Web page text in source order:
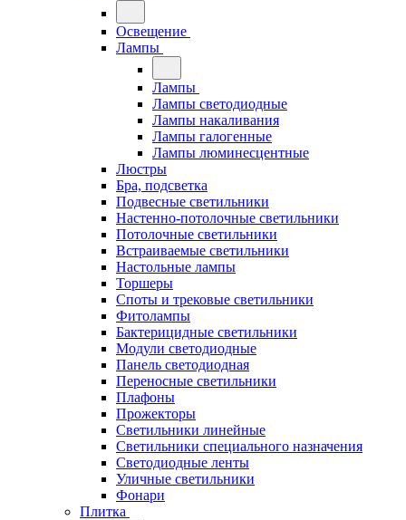
Освещение
Лампы
Лампы
Лампы светодиодные
Лампы накаливания
Лампы галогенные
Лампы люминесцентные
Люстры
Бра, подсветка
Подвесные светильники
Настенно-потолочные светильники
Потолочные светильники
Встраиваемые светильники
Настольные лампы
Торшеры
Споты и трековые светильники
Фитолампы
Бактерицидные светильники
Модули светодиодные
Панель светодиодная
Переносные светильники
Плафоны
Прожекторы
Светильники линейные
Светильники специального назначения
Светодиодные ленты
Уличные светильники
Фонари
Плитка